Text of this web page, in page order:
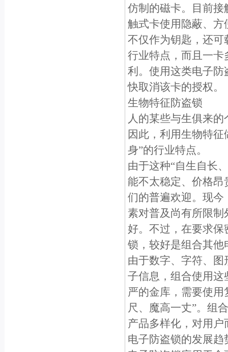
仿制的磁卡。目前
触式卡使用隐蔽、
不仅作为钥匙，还可
行业特点，而且一
利。使用这类电子
快取消该卡的授权。
生物特征防盗锁
人的某些与生俱来
因此，利用生物特
身”的行业特点。
由于这种“自生自长
能不太稳定、价格昂
们的普遍欢迎。现
素对普及尚有所限
好。不过，在要求
锁，较好是组合其
由于数字、字符、
子信息，组合使用
严的金库，需要使
尺、魔高一丈”。组
产品多样化，对用户
电子防盗锁的发展趋